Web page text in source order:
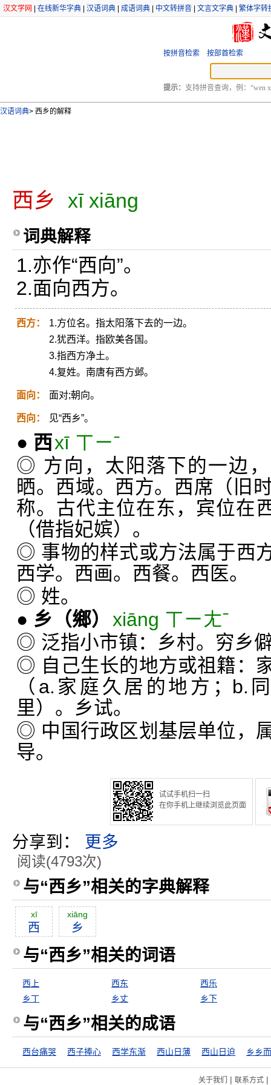
汉文学网 在线新华字典 汉语词典 成语词典 中文转拼音 文言文字典 繁体字转
按拼音检索 按部首检索
提示： 支持拼音查询，例：“wen
汉语词典> 西乡的解释
西乡 xī xiāng
词典解释
1.亦作“西向”。
2.面向西方。
西方：
1.方位名。指太阳落下去的一边。
2.犹西洋。指欧美各国。
3.指西方净土。
4.复姓。南唐有西方邺。
面向： 面对;朝向。
西向： 见“西乡”。
● 西xī ㄒㄧˉ
◎ 方向，太阳落下的一边，
晒。西域。西方。西席（旧
称。古代主位在东，宾位在
（借指妃嫔）。
◎ 事物的样式或方法属于西
西学。西画。西餐。西医。
◎ 姓。
● 乡 （鄉） xiāng ㄒㄧㄤˉ
◎ 泛指小市镇：乡村。穷乡
◎ 自己生长的地方或祖籍：
（a.家庭久居的地方；b.
里）。乡试。
◎ 中国行政区划基层单位，
导。
试试手机扫一扫
在你手机上继续浏览此页面
分享到： 更多
阅读(4793次)
与“西乡”相关的字典解释
xī
西
xiāng
乡
与“西乡”相关的词语
西上 西东
西乐
乡丁
乡丈 乡下
与“西乡”相关的成语
西台痛哭 西子捧心 西学东渐 西山日薄 西山日迫 乡乡
关于我们 | 联系方式|